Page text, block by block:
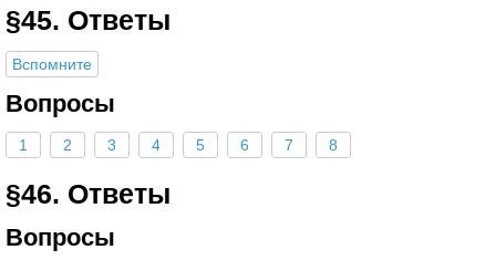
§45. Ответы
Вспомните
Вопросы
1 2 3 4 5 6 7 8
§46. Ответы
Вопросы